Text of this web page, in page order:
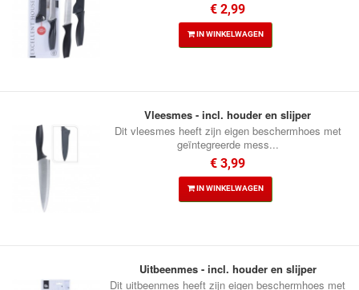
€ 2,99
IN WINKELWAGEN
Vleesmes - incl. houder en slijper
Dit vleesmes heeft zijn eigen beschermhoes met
geïntegreerde mess...
€ 3,99
IN WINKELWAGEN
Uitbeenmes - incl. houder en slijper
Dit uitbeenmes heeft zijn eigen beschermhoes met